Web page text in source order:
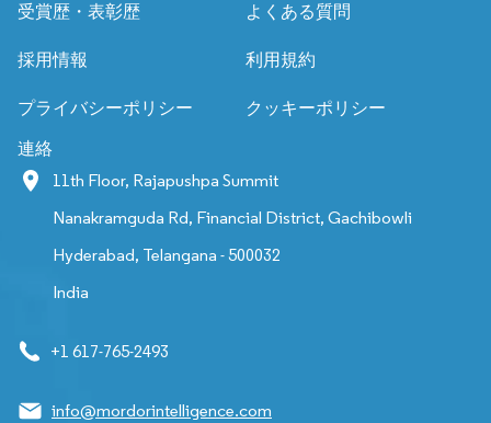
受賞歴・表彰歴 よくある質問
採用情報 利用規約
プライバシーポリシー クッキーポリシー
連絡
11th Floor, Rajapushpa Summit
Nanakramguda Rd, Financial District, Gachibowli
Hyderabad, Telangana - 500032
India
+1 617-765-2493
info@mordorintelligence.com